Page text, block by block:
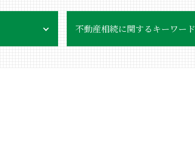
不動産相続に関するキーワード